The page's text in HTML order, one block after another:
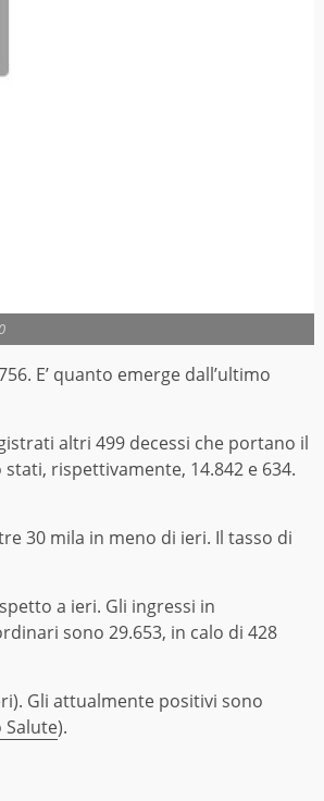
E’ quanto emerge dall’ultimo
altri 499 decessi che portano il
rispettivamente, 14.842 e 634.
30 mila in meno di ieri. Il tasso di
a ieri. Gli ingressi in
sono 29.653, in calo di 428
Gli attualmente positivi sono
Salute).